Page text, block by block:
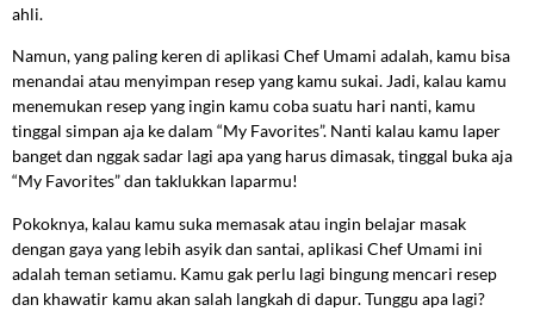
ahli.
Namun, yang paling keren di aplikasi Chef Umami adalah, kamu bisa
menandai atau menyimpan resep yang kamu sukai. Jadi, kalau kamu
menemukan resep yang ingin kamu coba suatu hari nanti, kamu
tinggal simpan aja ke dalam “My Favorites”. Nanti kalau kamu laper
banget dan nggak sadar lagi apa yang harus dimasak, tinggal buka aja
“My Favorites” dan taklukkan laparmu!
Pokoknya, kalau kamu suka memasak atau ingin belajar masak
dengan gaya yang lebih asyik dan santai, aplikasi Chef Umami ini
adalah teman setiamu. Kamu gak perlu lagi bingung mencari resep
dan khawatir kamu akan salah langkah di dapur. Tunggu apa lagi?